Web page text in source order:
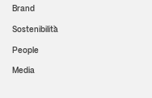
Brand
Sostenibilità
People
Media